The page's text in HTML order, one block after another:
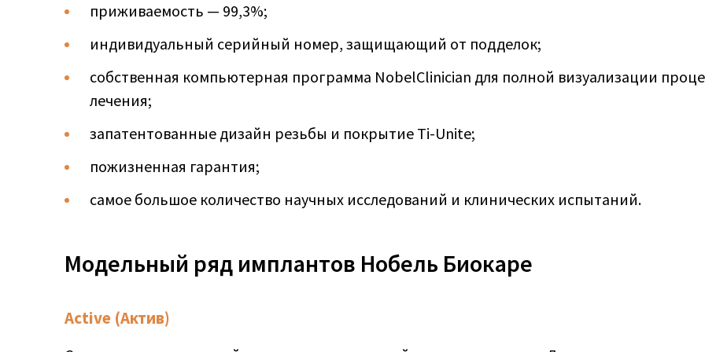
приживаемость — 99,3%;
индивидуальный серийный номер, защищающий от подделок;
собственная компьютерная программа NobelClinician для полной визуализации
лечения;
запатентованные дизайн резьбы и покрытие Ti-Unite;
пожизненная гарантия;
самое большое количество научных исследований и клинических испытаний.
Модельный ряд имплантов Нобель Биокаре
Active (Актив)